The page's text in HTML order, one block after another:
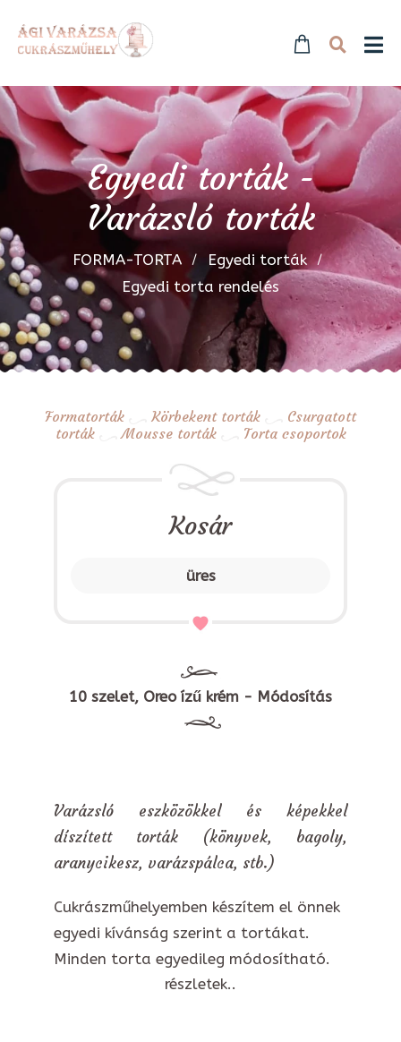
Egyedi torták -
Varázsló torták
FORMA-TORTA
Egyedi torták
Egyedi torta rendelés
Formatorták Körbekent torták
Csurgatott
torták
Mousse torták Torta csoportok
Kosár
üres
10 szelet, Oreo ízű krém - Módosítás
Varázsló eszközökkel és képekkel
díszített torták (könyvek, bagoly,
aranycikesz, varázspálca, stb.)
Cukrászműhelyemben készítem el önnek
egyedi kívánság szerint a tortákat.
Minden torta egyedileg módosítható.
részletek..